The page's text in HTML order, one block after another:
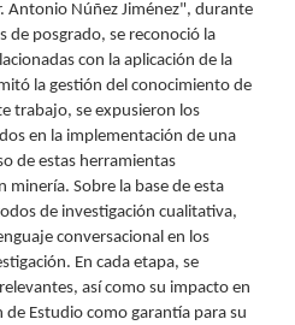
Antonio Núñez Jiménez", durante
de posgrado, se reconoció la
con la aplicación de la
la gestión del conocimiento de
trabajo, se expusieron los
en la implementación de una
de estas herramientas
minería. Sobre la base de esta
de investigación cualitativa,
conversacional en los
En cada etapa, se
así como su impacto en
Estudio como garantía para su